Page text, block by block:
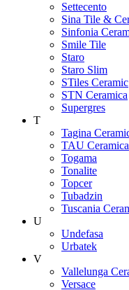
Settecento
Sina Tile &
Sinfonia
Smile Tile
Staro
Staro Slim
STiles Ceramic
STN Ceramica
Supergres
T
Tagina
TAU Ceramica
Togama
Tonalite
Topcer
Tubadzin
Tuscania
U
Undefasa
Urbatek
V
Vallelunga
Versace